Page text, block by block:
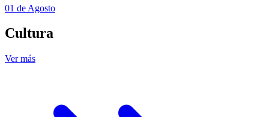
01 de Agosto
Cultura
Ver más